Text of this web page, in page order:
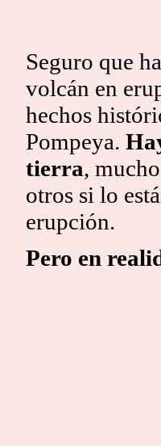
Seguro que
volcán en
hechos
Pompeya.
tierra,
otros si lo
erupción.
Pero en